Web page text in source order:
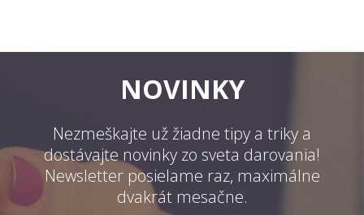
NOVINKY
Nezmeškajte už žiadne tipy a triky a
dostávajte novinky zo sveta darovania!
Newsletter posielame raz, maximálne
dvakrát mesačne.